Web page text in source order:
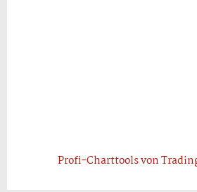
Profi-Charttools von